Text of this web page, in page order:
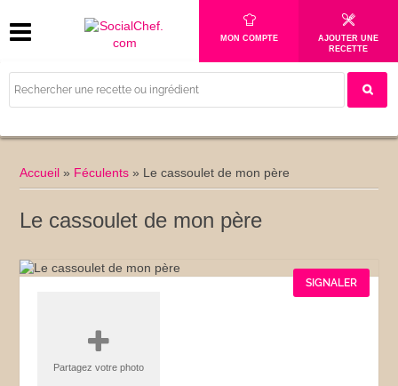
MON COMPTE
AJOUTER UNE
RECETTE
Accueil » Féculents » Le cassoulet de mon père
Le cassoulet de mon père
SIGNALER
Partagez votre photo